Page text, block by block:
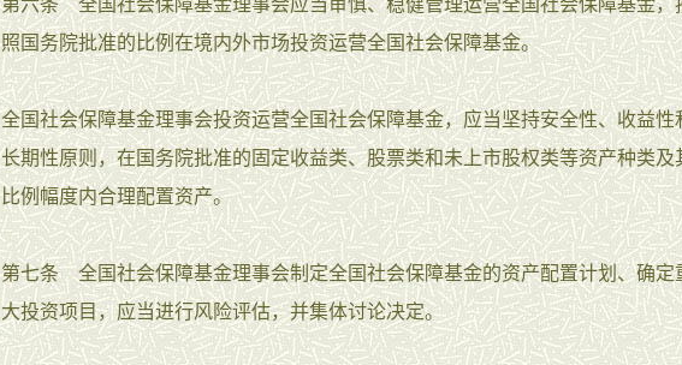
第六条 全国社会保障基金理事会应当审慎、稳健管理运营全国社会保障基金，
照国务院批准的比例在境内外市场投资运营全国社会保障基金。
全国社会保障基金理事会投资运营全国社会保障基金，应当坚持安全性、收益性
长期性原则，在国务院批准的固定收益类、股票类和未上市股权类等资产种类及
比例幅度内合理配置资产。
第七条 全国社会保障基金理事会制定全国社会保障基金的资产配置计划、确定
大投资项目，应当进行风险评估，并集体讨论决定。